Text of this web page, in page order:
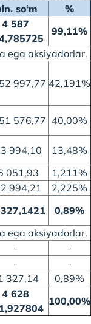
so‘m
%
4 587
99,11%
ega aksiyadorlar.
997,77 42,191%
576,77 40,00%
994,10
13,48%
051,93
1,211%
994,21
2,225%
0,89%
ega aksiyadorlar.
-
-
-
-
327,14
0,89%
4 628
100,00%